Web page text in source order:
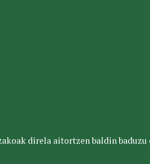
direla aitortzen baldin baduzu